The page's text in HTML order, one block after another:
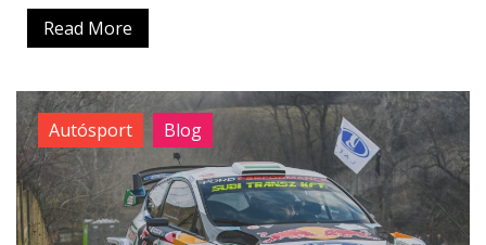
Read More
Autósport Blog